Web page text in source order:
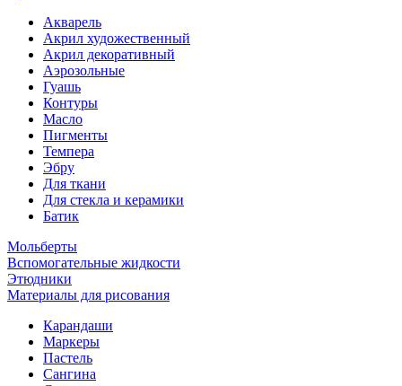
Акварель
Акрил художественный
Акрил декоративный
Аэрозольные
Гуашь
Контуры
Масло
Пигменты
Темпера
Эбру
Для ткани
Для стекла и керамики
Батик
Мольберты
Вспомогательные жидкости
Этюдники
Материалы для рисования
Карандаши
Маркеры
Пастель
Сангина